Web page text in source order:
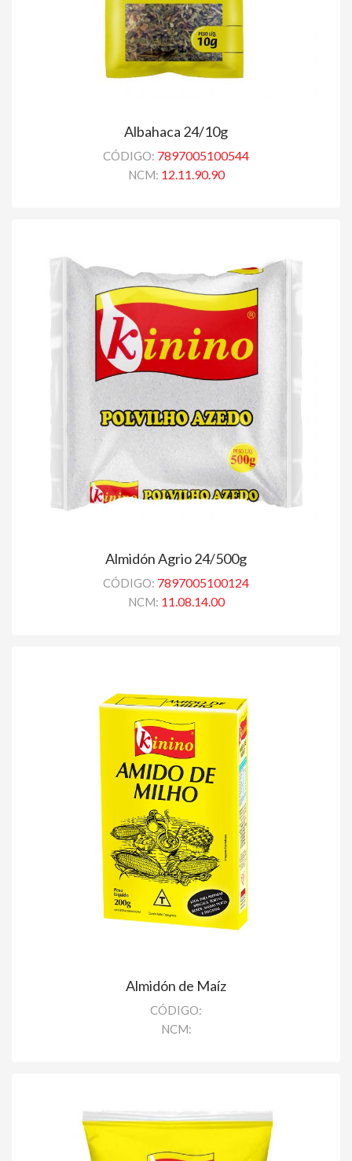
Albahaca 24/10g
CÓDIGO: 7897005100544
NCM: 12.11.90.90
Almidón Agrio 24/500g
CÓDIGO: 7897005100124
NCM: 11.08.14.00
Almidón de Maíz
CÓDIGO:
NCM: